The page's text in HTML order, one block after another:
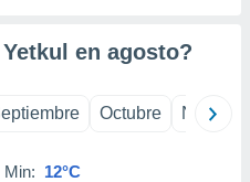
en agosto?
Octubre
Min: 12°C